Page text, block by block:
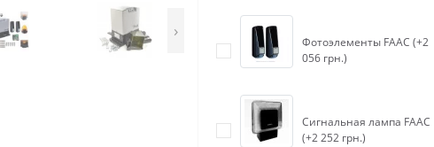
›
Фотоэлементы FAAC (+2
056 грн.)
Сигнальная лампа FAAC
(+2 252 грн.)